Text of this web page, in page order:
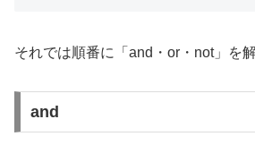
それでは順番に「and・or・not」を
and